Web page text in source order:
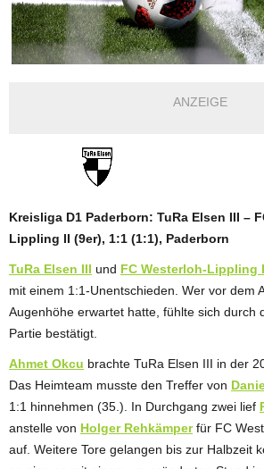
ANZEIGE
Kreisliga D1 Paderborn: TuRa Elsen III –
Lippling II (9er), 1:1 (1:1), Paderborn
TuRa Elsen III und FC Westerloh-Lippling
mit einem 1:1-Unentschieden. Wer vor dem
Augenhöhe erwartet hatte, fühlte sich durch
Partie bestätigt.
Ahmet Okcu brachte TuRa Elsen III in der
Das Heimteam musste den Treffer von
1:1 hinnehmen (35.). In Durchgang zwei lief
anstelle von Holger Rehkämperfür FC
auf. Weitere Tore gelangen bis zur Halbzeit